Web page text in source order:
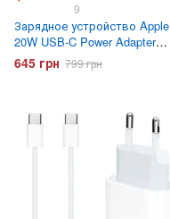
9
Зарядное устройство Apple
20W USB-C Power Adapter
Original
645 грн 799 грн